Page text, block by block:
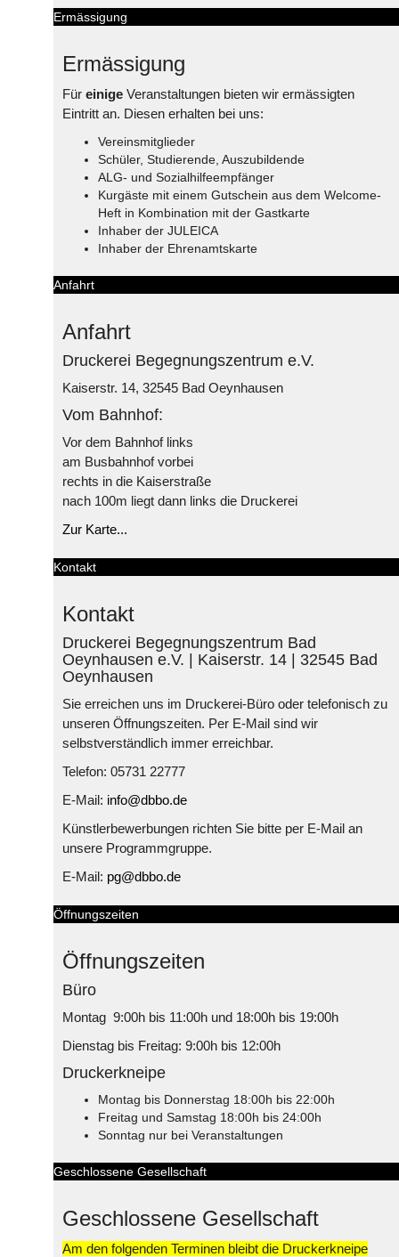
Ermässigung
Ermässigung
Für einige Veranstaltungen bieten wir ermässigten
Eintritt an. Diesen erhalten bei uns:
Vereinsmitglieder
Schüler, Studierende, Auszubildende
ALG- und Sozialhilfeempfänger
Kurgäste mit einem Gutschein aus dem Welcome-
Heft in Kombination mit der Gastkarte
Inhaber der JULEICA
Inhaber der Ehrenamtskarte
Anfahrt
Anfahrt
Druckerei Begegnungszentrum e.V.
Kaiserstr. 14, 32545 Bad Oeynhausen
Vom Bahnhof:
Vor dem Bahnhof links
am Busbahnhof vorbei
rechts in die Kaiserstraße
nach 100m liegt dann links die Druckerei
Zur Karte...
Kontakt
Kontakt
Druckerei Begegnungszentrum Bad
Oeynhausen e.V. | Kaiserstr. 14 | 32545 Bad
Oeynhausen
Sie erreichen uns im Druckerei-Büro oder telefonisch zu
unseren Öffnungszeiten. Per E-Mail sind wir
selbstverständlich immer erreichbar.
Telefon: 05731 22777
E-Mail: info@dbbo.de
Künstlerbewerbungen richten Sie bitte per E-Mail an
unsere Programmgruppe.
E-Mail: pg@dbbo.de
Öffnungszeiten
Öffnungszeiten
Büro
Montag 9:00h bis 11:00h und 18:00h bis 19:00h
Dienstag bis Freitag: 9:00h bis 12:00h
Druckerkneipe
Montag bis Donnerstag 18:00h bis 22:00h
Freitag und Samstag 18:00h bis 24:00h
Sonntag nur bei Veranstaltungen
Geschlossene Gesellschaft
Geschlossene Gesellschaft
Am den folgenden Terminen bleibt die Druckerkneipe